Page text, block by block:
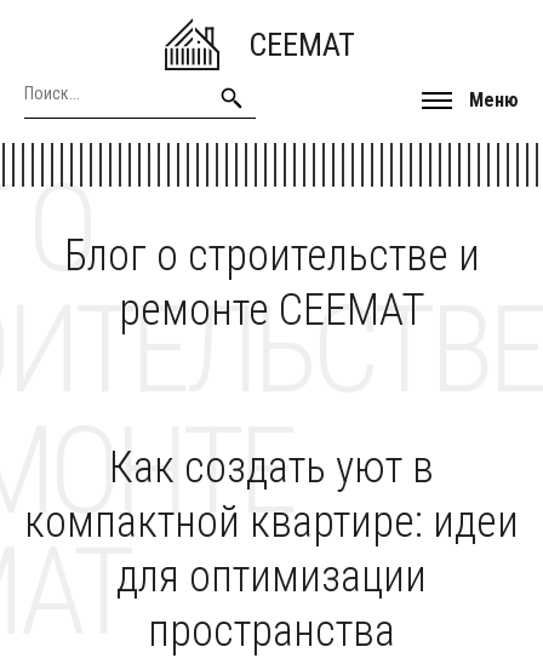
CEEMAT
Меню
Блог о строительстве и
ремонте CEEMAT
О
Как создать уют в
компактной квартире: идеи
для оптимизации
пространства